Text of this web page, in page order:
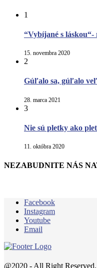
1
“Vybíjané s
15. novembra 2020
2
Gúľalo sa, gúľalo
28. marca 2021
3
Nie sú pletky ako
11. októbra 2020
NEZABUDNITE NÁS
Facebook
Instagram
Youtube
Email
@2020 - All Right